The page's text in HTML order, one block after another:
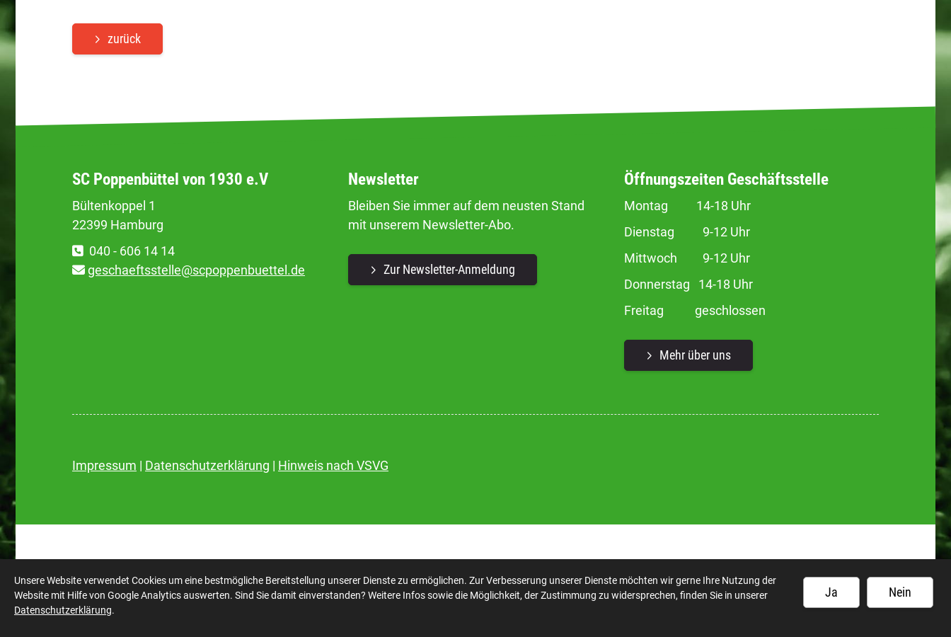
zurück
SC Poppenbüttel von 1930 e.V
Bültenkoppel 1
22399 Hamburg
040 - 606 14 14
geschaeftsstelle@scpoppenbuettel.de
Newsletter
Bleiben Sie immer auf dem neusten Stand
mit unserem Newsletter-Abo.
Zur Newsletter-Anmeldung
Öffnungszeiten Geschäftsstelle
Montag 14-18 Uhr
Dienstag 9-12 Uhr
Mittwoch 9-12 Uhr
Donnerstag 14-18 Uhr
Freitag geschlossen
Mehr über uns
Impressum | Datenschutzerklärung | Hinweis nach VSVG
© 2026 - SC Poppenbüttel von 1930 e.V
Nein
Ja
Unsere Website verwendet Cookies um eine bestmögliche Bereitstellung unserer Dienste zu ermöglichen. Zur Verbesserung unserer Dienste möchten wir gerne Ihre Nutzung der
Website mit Hilfe von Google Analytics auswerten. Sind Sie damit einverstanden? Weitere Infos sowie die Möglichkeit, der Zustimmung zu widersprechen, finden Sie in unserer
Datenschutzerklärung.